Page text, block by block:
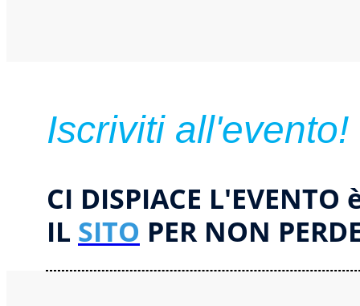
Iscriviti all'evento!
CI DISPIACE L'EVENTO
IL SITO PER NON